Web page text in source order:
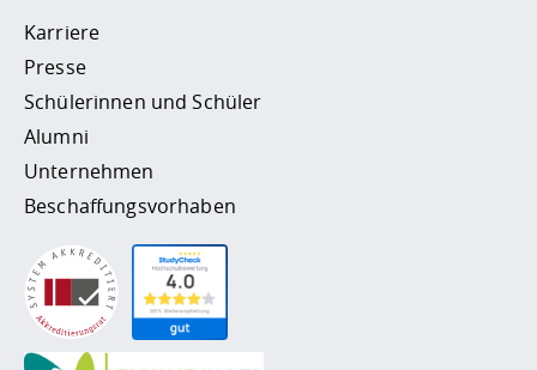
Karriere
Presse
Schülerinnen und Schüler
Alumni
Unternehmen
Beschaffungsvorhaben